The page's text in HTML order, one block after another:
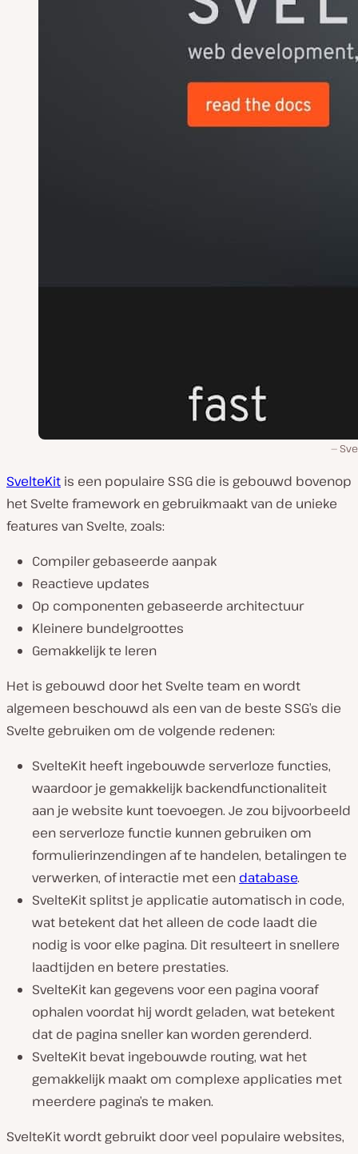
SvelteKit is een populaire SSG die is gebouwd bovenop
het Svelte framework en gebruikmaakt van de unieke
features van Svelte, zoals:
Compiler gebaseerde aanpak
Reactieve updates
Op componenten gebaseerde architectuur
Kleinere bundelgroottes
Gemakkelijk te leren
Het is gebouwd door het Svelte team en wordt
algemeen beschouwd als een van de beste SSG’s die
Svelte gebruiken om de volgende redenen:
SvelteKit heeft ingebouwde serverloze functies,
waardoor je gemakkelijk backendfunctionaliteit
aan je website kunt toevoegen. Je zou bijvoorbeeld
een serverloze functie kunnen gebruiken om
formulierinzendingen af te handelen, betalingen te
verwerken, of interactie met een database.
SvelteKit splitst je applicatie automatisch in code,
wat betekent dat het alleen de code laadt die
nodig is voor elke pagina. Dit resulteert in snellere
laadtijden en betere prestaties.
SvelteKit kan gegevens voor een pagina vooraf
ophalen voordat hij wordt geladen, wat betekent
dat de pagina sneller kan worden gerenderd.
SvelteKit bevat ingebouwde routing, wat het
gemakkelijk maakt om complexe applicaties met
meerdere pagina’s te maken.
SvelteKit wordt gebruikt door veel populaire websites,